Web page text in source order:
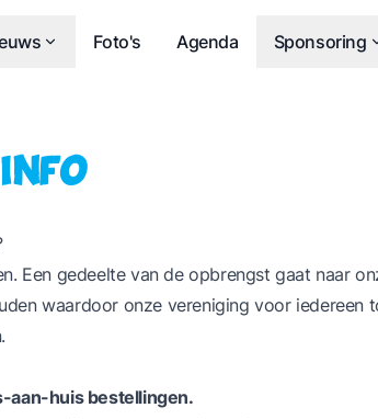
Foto's Agenda Sponsoring
Een gedeelte van de opbrengst gaat naar
waardoor onze vereniging voor iedereen
aan-huis bestellingen.